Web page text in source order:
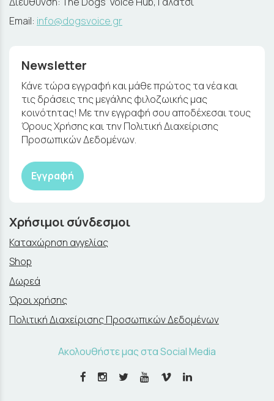
Email: info@dogsvoice.gr
Newsletter
Κάνε τώρα εγγραφή και μάθε πρώτος τα νέα και
τις δράσεις της μεγάλης φιλοζωικής μας
κοινότητας! Με την εγγραφή σου αποδέχεσαι τους
Όρους Χρήσης και την Πολιτική Διαχείρισης
Προσωπικών Δεδομένων.
Εγγραφή
Χρήσιμοι σύνδεσμοι
Καταχώρηση αγγελίας
Shop
Δωρεά
Όροι χρήσης
Πολιτική Διαχείρισης Προσωπικών Δεδομένων
Ακολουθήστε μας στα Social Media